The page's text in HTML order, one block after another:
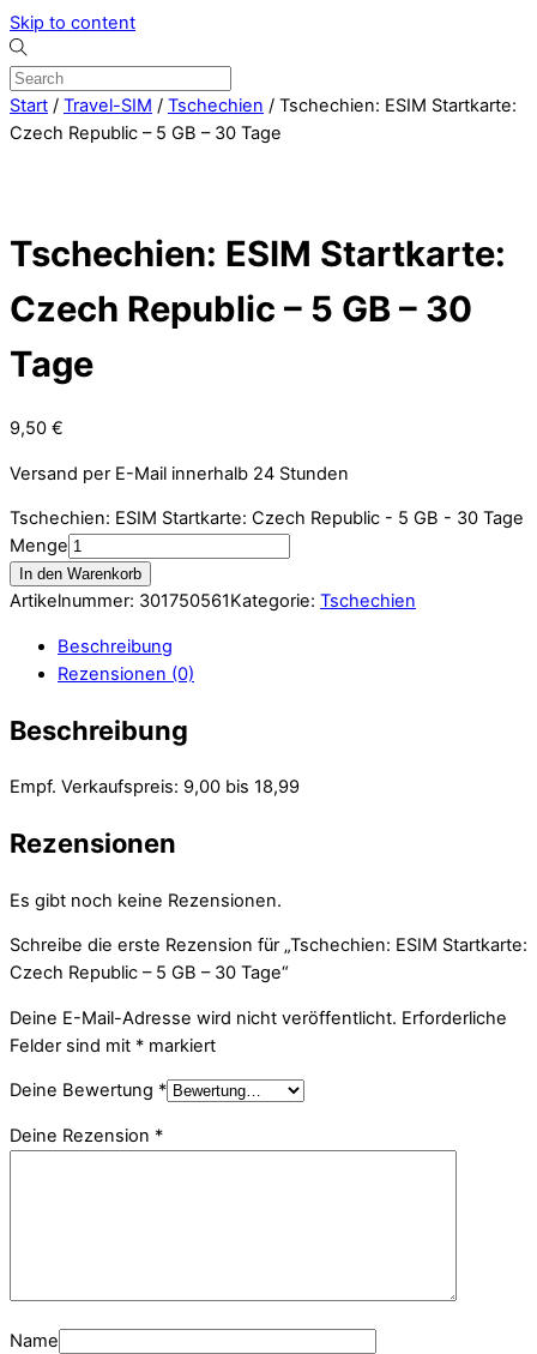
Skip to content
Start / Travel-SIM / Tschechien / Tschechien: ESIM Startkarte:
Czech Republic – 5 GB – 30 Tage
Tschechien: ESIM Startkarte:
Czech Republic – 5 GB – 30
Tage
9,50 €
Versand per E-Mail innerhalb 24 Stunden
Tschechien: ESIM Startkarte: Czech Republic - 5 GB - 30 Tage
Menge
In den Warenkorb
Artikelnummer: 301750561Kategorie: Tschechien
Beschreibung
Rezensionen (0)
Beschreibung
Empf. Verkaufspreis: 9,00 bis 18,99
Rezensionen
Es gibt noch keine Rezensionen.
Schreibe die erste Rezension für „Tschechien: ESIM Startkarte:
Czech Republic – 5 GB – 30 Tage“
Deine E-Mail-Adresse wird nicht veröffentlicht. Erforderliche
Felder sind mit * markiert
Deine Bewertung *
Deine Rezension *
Name